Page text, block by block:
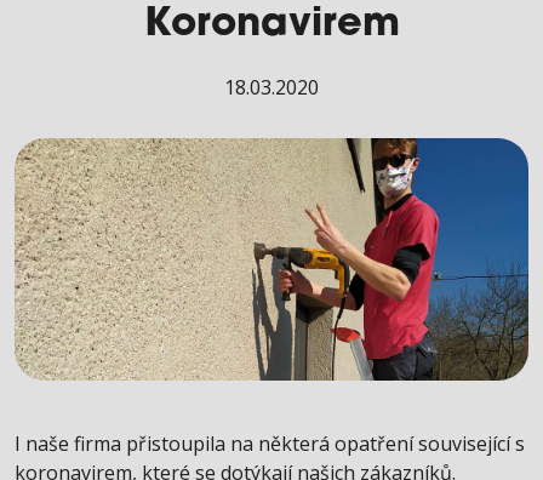
Koronavirem
18.03.2020
I naše firma přistoupila na některá opatření související s
koronavirem, které se dotýkají našich zákazníků.